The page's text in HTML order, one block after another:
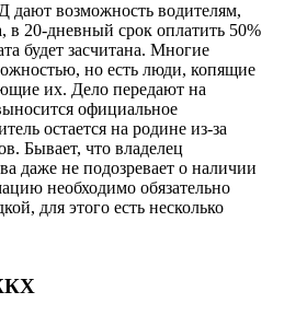
дают возможность водителям,
20-дневный срок оплатить 50%
будет засчитана. Многие
но есть люди, копящие
их. Дело передают на
официальное
остается на родине из-за
Бывает, что владелец
даже не подозревает о наличии
необходимо обязательно
для этого есть несколько